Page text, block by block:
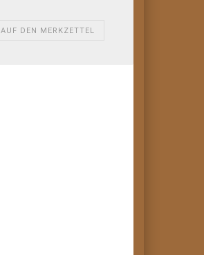
AUF DEN MERKZETTEL